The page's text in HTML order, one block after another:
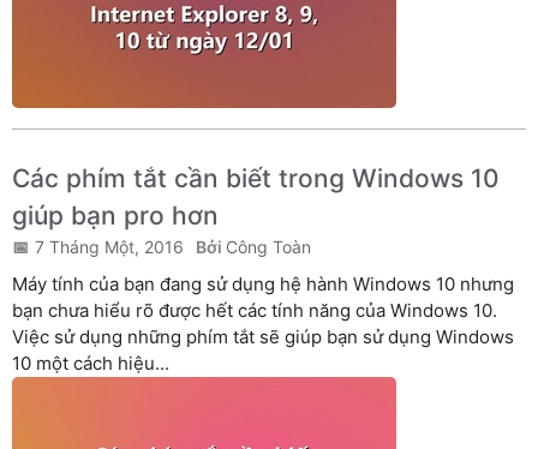
Các phím tắt cần biết trong Windows 10
giúp bạn pro hơn
7 Tháng Một, 2016 Công Toàn
Máy tính của bạn đang sử dụng hệ hành Windows 10 nhưng
bạn chưa hiểu rõ được hết các tính năng của Windows 10.
Việc sử dụng những phím tắt sẽ giúp bạn sử dụng Windows
10 một cách hiệu...